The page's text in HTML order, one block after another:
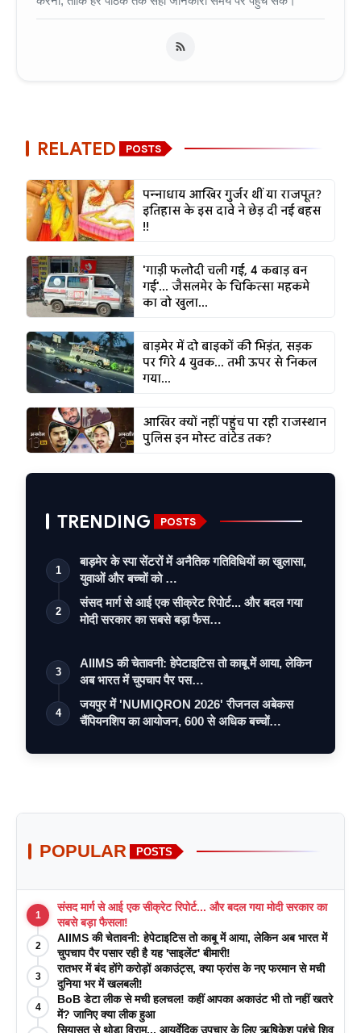
RELATED POSTS
पन्नाधाय आखिर गुर्जर थीं या राजपूत?
इतिहास के इस दावे ने छेड़ दी नई बहस
!!
'गाड़ी फलोदी चली गई, 4 कबाड़ बन
गई'... जैसलमेर के चिकित्सा महकमे
का वो खुला...
बाड़मेर में दो बाइकों की भिड़ंत, सड़क
पर गिरे 4 युवक... तभी ऊपर से निकल
गया...
आखिर क्यों नहीं पहुंच पा रही राजस्थान
पुलिस इन मोस्ट वांटेड तक?
TRENDING POSTS
1
बाड़मेर के स्पा सेंटरों में अनैतिक गतिविधियों का खुलासा,
युवाओं और बच्चों को …
2
संसद मार्ग से आई एक सीक्रेट रिपोर्ट... और बदल गया
मोदी सरकार का सबसे बड़ा फैस…
3
AIIMS की चेतावनी: हेपेटाइटिस तो काबू में आया, लेकिन
अब भारत में चुपचाप पैर पस…
4
जयपुर में 'NUMIQRON 2026' रीजनल अबेकस
चैंपियनशिप का आयोजन, 600 से अधिक बच्चों…
POPULAR POSTS
1
संसद मार्ग से आई एक सीक्रेट रिपोर्ट... और बदल गया मोदी सरकार का
सबसे बड़ा फैसला!
2
AIIMS की चेतावनी: हेपेटाइटिस तो काबू में आया, लेकिन अब भारत में
चुपचाप पैर पसार रही है यह 'साइलेंट' बीमारी!
3
रातभर में बंद होंगे करोड़ों अकाउंट्स, क्या फ्रांस के नए फरमान से मची
दुनिया भर में खलबली!
4
BoB डेटा लीक से मची हलचल! कहीं आपका अकाउंट भी तो नहीं खतरे
में? जानिए क्या लीक हुआ
सियासत से थोड़ा विराम... आयुर्वेदिक उपचार के लिए ऋषिकेश पहुंचे शिव